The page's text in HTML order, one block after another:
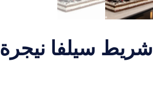
شريط سيلفا نيجرة